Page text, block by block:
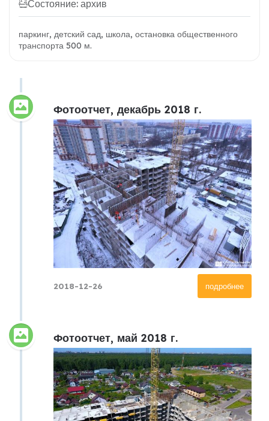
Состояние: архив
паркинг, детский сад, школа, остановка общественного
транспорта 500 м.
Фотоотчет, декабрь 2018 г.
подробнее
2018-12-26
Фотоотчет, май 2018 г.